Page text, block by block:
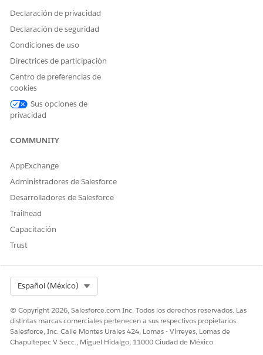
de factura basándose en el nivel de solicitud de crédito en
la página Configuración de facturación.
¿RESOLVIÓ ESTE ARTÍCULO SU PROBLEMA?
Declaración de privacidad
Declaración de seguridad
Condiciones de uso
Directrices de participación
Centro de preferencias de
cookies
Sus opciones de
privacidad
COMMUNITY
AppExchange
Administradores de Salesforce
Desarrolladores de Salesforce
Trailhead
Capacitación
Trust
Español (México)
© Copyright 2026, Salesforce.com Inc. Todos los derechos reservados. Las
distintas marcas comerciales pertenecen a sus respectivos propietarios.
Salesforce, Inc. Calle Montes Urales 424, Lomas - Virreyes, Lomas de
Chapultepec V Secc., Miguel Hidalgo, 11000 Ciudad de México